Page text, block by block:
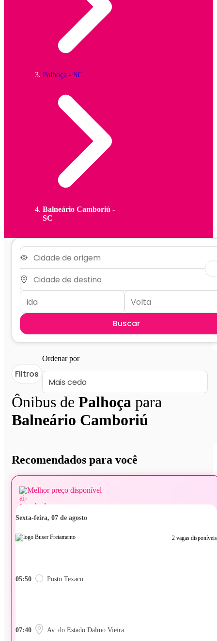
Palhoça - SC
Balneário Camboriú -
SC
Buscar
Ônibus de Palhoça para
Balneário Camboriú
Filtros
Ordenar por
Recomendados para você
Melhor preço disponível
sexta-feira, 07 de agosto
2 vagas disponíveis
05:50 Posto Texaco
07:40 Av. do Estado Dalmo Vieira